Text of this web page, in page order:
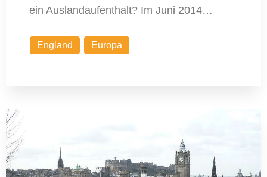
ein Auslandaufenthalt? Im Juni 2014…
England Europa